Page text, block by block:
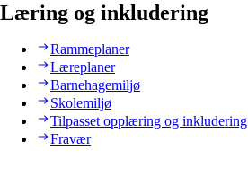
Læring og inkludering
Rammeplaner
Læreplaner
Barnehagemiljø
Skolemiljø
Tilpasset opplæring og inkludering
Fravær